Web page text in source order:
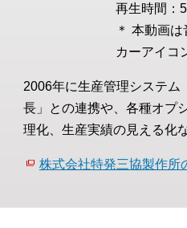
再生時間：
＊ 本動画
カーアイコ
2006年に生産管理システム
長」との連携や、各種オプ
理化、生産実績の見える化
株式会社特発三協製作所